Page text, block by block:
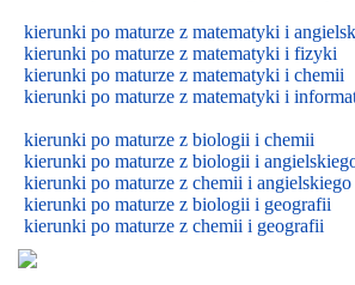
kierunki po maturze z matematyki i
kierunki po maturze z matematyki i fizyki
kierunki po maturze z matematyki i chemii
kierunki po maturze z matematyki i
kierunki po maturze z biologii i chemii
kierunki po maturze z biologii i
kierunki po maturze z chemii i angielskiego
kierunki po maturze z biologii i geografii
kierunki po maturze z chemii i geografii